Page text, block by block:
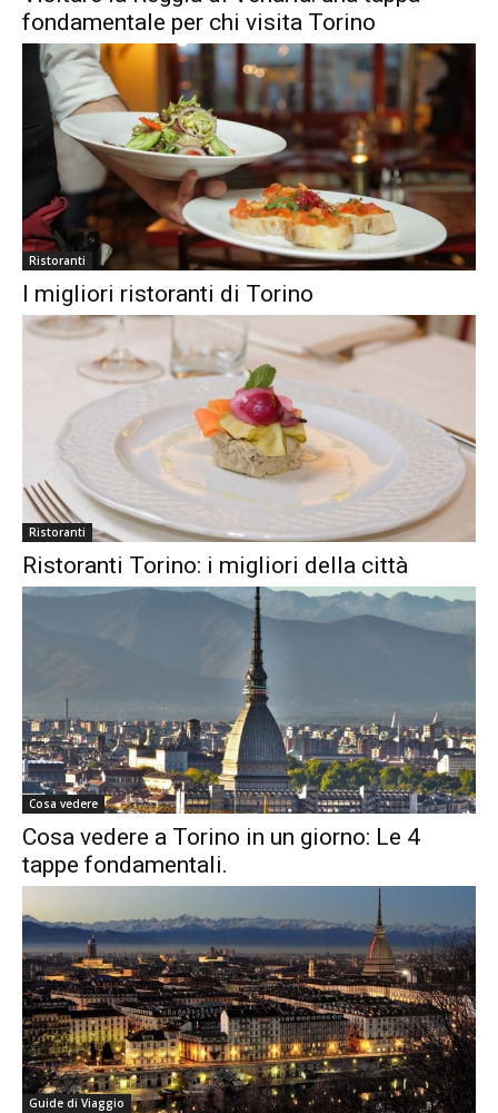
fondamentale per chi visita Torino
Ristoranti
I migliori ristoranti di Torino
Ristoranti
Ristoranti Torino: i migliori della città
Cosa vedere
Cosa vedere a Torino in un giorno: Le 4
tappe fondamentali.
Guide di Viaggio